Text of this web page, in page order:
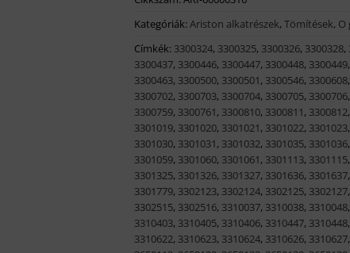
Kategóriák: Ariston alkatrészek, Tömítések, O
Címkék: 3300324, 3300325, 3300326, 3300328,
3300437, 3300446, 3300447, 3300448, 3300449,
3300463, 3300500, 3300501, 3300546, 3300608,
3300702, 3300703, 3300704, 3300705, 3300706,
3300759, 3300761, 3300810, 3300811, 3300812,
3301019, 3301020, 3301021, 3301022, 3301023,
3301030, 3301031, 3301032, 3301035, 3301036,
3301059, 3301060, 3301061, 3301113, 3301115,
3301325, 3301326, 3301327, 3301636, 3301637,
3301779, 3302123, 3302124, 3302125, 3302127,
3302515, 3302516, 3310037, 3310038, 3310048,
3310403, 3310405, 3310406, 3310447, 3310448,
3310622, 3310623, 3310624, 3310626, 3310627,